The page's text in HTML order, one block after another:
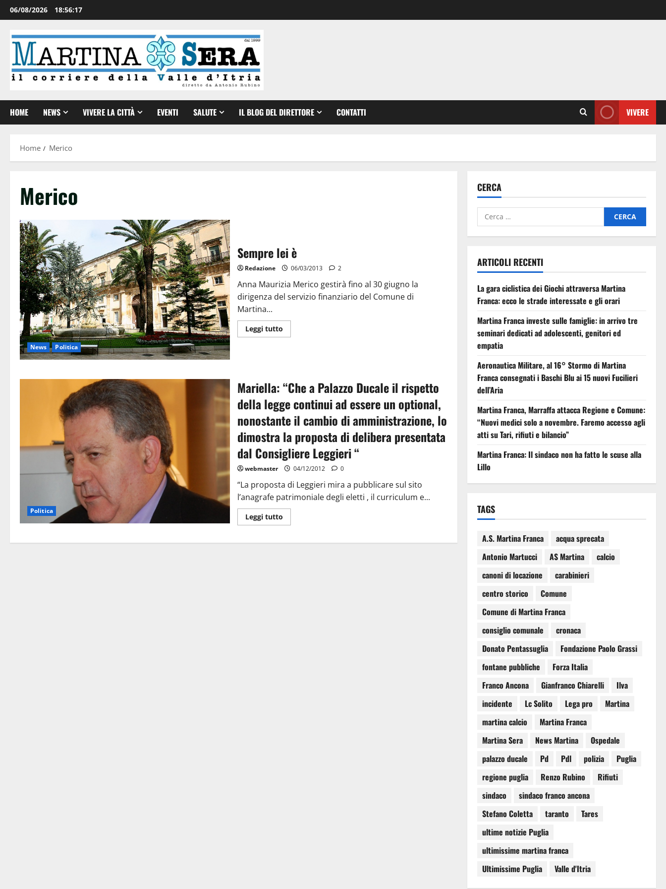
06/08/2026 18:56:17
HOME NEWS VIVERE LA CITTÀ EVENTI SALUTE IL BLOG DEL DIRETTORE CONTATTI VIVERE
Home Merico
Merico
News Politica
Sempre lei è
Redazione 06/03/2013 2
Anna Maurizia Merico gestirà fino al 30 giugno la
dirigenza del servizio finanziario del Comune di
Martina...
Leggi tutto
Politica
Mariella: “Che a Palazzo Ducale il rispetto
della legge continui ad essere un optional,
nonostante il cambio di amministrazione, lo
dimostra la proposta di delibera presentata
dal Consigliere Leggieri “
webmaster 04/12/2012 0
“La proposta di Leggieri mira a pubblicare sul sito
l’anagrafe patrimoniale degli eletti , il curriculum e...
Leggi tutto
CERCA
ARTICOLI RECENTI
La gara ciclistica dei Giochi attraversa Martina
Franca: ecco le strade interessate e gli orari
Martina Franca investe sulle famiglie: in arrivo tre
seminari dedicati ad adolescenti, genitori ed
empatia
Aeronautica Militare, al 16° Stormo di Martina
Franca consegnati i Baschi Blu ai 15 nuovi Fucilieri
dell’Aria
Martina Franca, Marraffa attacca Regione e Comune:
“Nuovi medici solo a novembre. Faremo accesso agli
atti su Tari, rifiuti e bilancio”
Martina Franca: Il sindaco non ha fatto le scuse alla
Lillo
TAGS
A.S. Martina Franca
acqua sprecata
Antonio Martucci
AS Martina
calcio
canoni di locazione
carabinieri
centro storico
Comune
Comune di Martina Franca
consiglio comunale
cronaca
Donato Pentassuglia
Fondazione Paolo Grassi
fontane pubbliche
Forza Italia
Franco Ancona
Gianfranco Chiarelli
Ilva
incidente
Lc Solito Lega pro
Martina
martina calcio
Martina Franca
Martina Sera
News Martina
Ospedale
palazzo ducale
Pd Pdl polizia
Puglia
regione puglia
Renzo Rubino
Rifiuti
sindaco
sindaco franco ancona
Stefano Coletta
taranto
Tares
ultime notizie Puglia
ultimissime martina franca
Ultimissime Puglia
Valle d'Itria